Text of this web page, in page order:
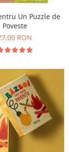
Un Puzzle de
Poveste
RON